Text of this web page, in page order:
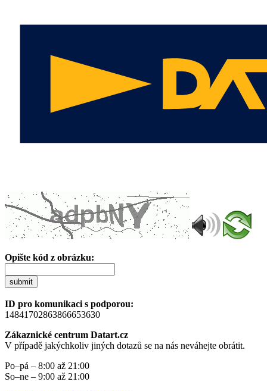
Opište kód z obrázku:
submit
ID pro komunikaci s podporou:
14841702863866653630
Zákaznické centrum Datart.cz
V případě jakýchkoliv jiných dotazů se na nás neváhejte obrátit.
Po–pá – 8:00 až 21:00
So–ne – 9:00 až 21:00